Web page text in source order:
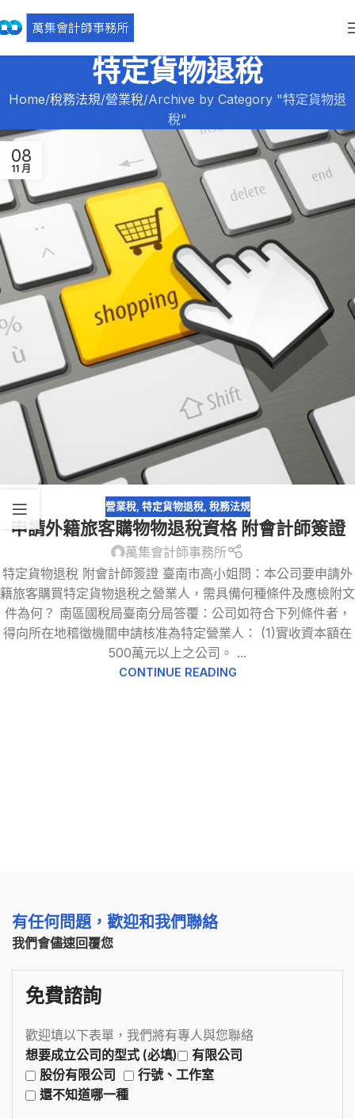
特定貨物退稅
Home 稅務法規 營業稅 Archive by Category "特定貨物退
稅"
08
11 月
營業稅, 特定貨物退稅, 稅務法規
申請外籍旅客購物物退稅資格 附會計師簽證
萬集會計師事務所
特定貨物退稅 附會計師簽證 臺南市高小姐問：本公司要申請外
籍旅客購買特定貨物退稅之營業人，需具備何種條件及應檢附文
件為何？ 南區國稅局臺南分局答覆：公司如符合下列條件者，
得向所在地稽徵機關申請核准為特定營業人： (1)實收資本額在
500萬元以上之公司。 ...
CONTINUE READING
有任何問題，歡迎和我們聯絡
我們會儘速回覆您
免費諮詢
歡迎填以下表單，我們將有專人與您聯絡
想要成立公司的型式 (必填)
有限公司
股份有限公司
行號、工作室
還不知道哪一種